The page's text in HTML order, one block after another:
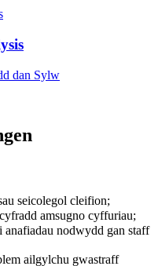
seicolegol cleifion;
amsugno cyffuriau;
nodwydd gan staff
ailgylchu gwastraff